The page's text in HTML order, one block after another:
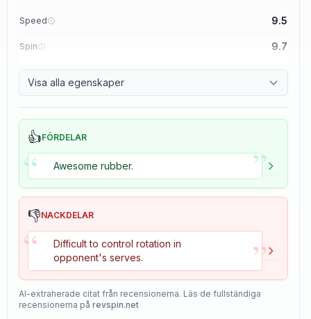
Speed 9.5
Spin 9.7
Visa alla egenskaper
👍FÖRDELAR
“ Awesome rubber. ”
👎NACKDELAR
“
Difficult to control rotation in
opponent's serves.
”
AI-extraherade citat från recensionerna. Läs de fullständiga
recensionerna på revspin.net